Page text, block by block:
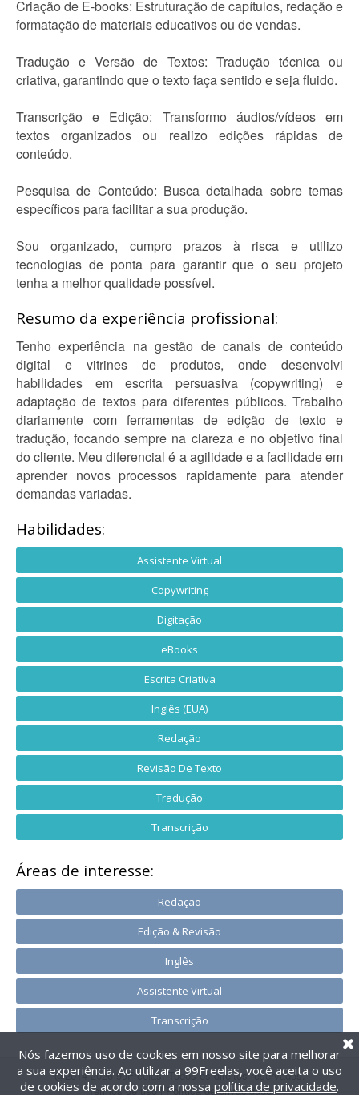
Criação de E-books: Estruturação de capítulos, redação e
formatação de materiais educativos ou de vendas.
Tradução e Versão de Textos: Tradução técnica ou
criativa, garantindo que o texto faça sentido e seja fluido.
Transcrição e Edição: Transformo áudios/vídeos em
textos organizados ou realizo edições rápidas de
conteúdo.
Pesquisa de Conteúdo: Busca detalhada sobre temas
específicos para facilitar a sua produção.
Sou organizado, cumpro prazos à risca e utilizo
tecnologias de ponta para garantir que o seu projeto
tenha a melhor qualidade possível.
Resumo da experiência profissional:
Tenho experiência na gestão de canais de conteúdo
digital e vitrines de produtos, onde desenvolvi
habilidades em escrita persuasiva (copywriting) e
adaptação de textos para diferentes públicos. Trabalho
diariamente com ferramentas de edição de texto e
tradução, focando sempre na clareza e no objetivo final
do cliente. Meu diferencial é a agilidade e a facilidade em
aprender novos processos rapidamente para atender
demandas variadas.
Habilidades:
Assistente Virtual
Copywriting
Digitação
eBooks
Escrita Criativa
Inglês (EUA)
Redação
Revisão De Texto
Tradução
Transcrição
Áreas de interesse:
Redação
Edição & Revisão
Inglês
Assistente Virtual
Transcrição
@2014-2026 99Freelas. Todos os direitos reservados.
Termos de uso| Política de privacidade
Nós fazemos uso de cookies em nosso site para melhorar
a sua experiência. Ao utilizar a 99Freelas, você aceita o uso
de cookies de acordo com a nossa política de privacidade.